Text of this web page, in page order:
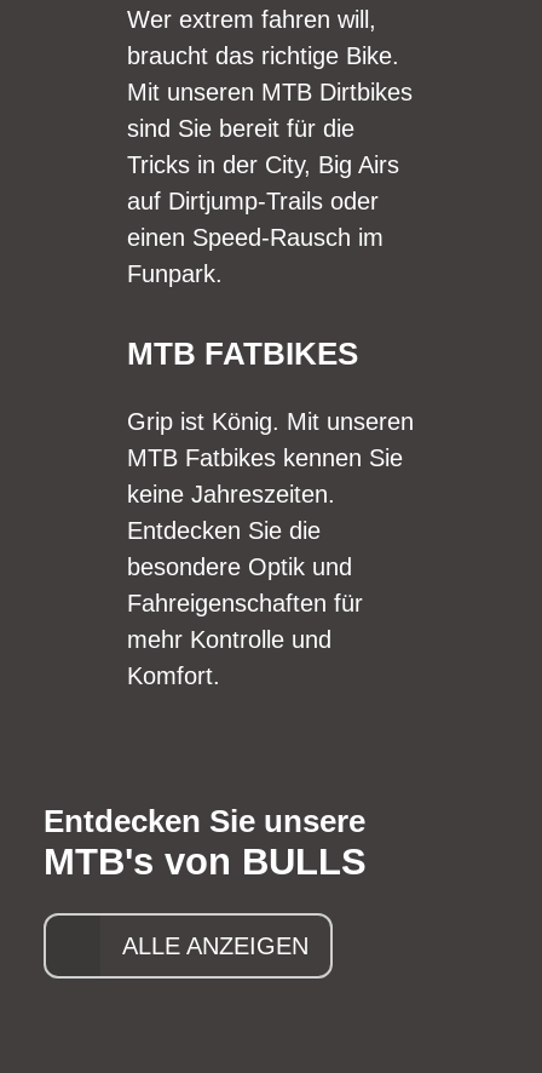
Wer extrem fahren will,
braucht das richtige Bike.
Mit unseren MTB Dirtbikes
sind Sie bereit für die
Tricks in der City, Big Airs
auf Dirtjump-Trails oder
einen Speed-Rausch im
Funpark.
MTB FATBIKES
Grip ist König. Mit unseren
MTB Fatbikes kennen Sie
keine Jahreszeiten.
Entdecken Sie die
besondere Optik und
Fahreigenschaften für
mehr Kontrolle und
Komfort.
Entdecken Sie unsere
MTB's von BULLS
ALLE ANZEIGEN